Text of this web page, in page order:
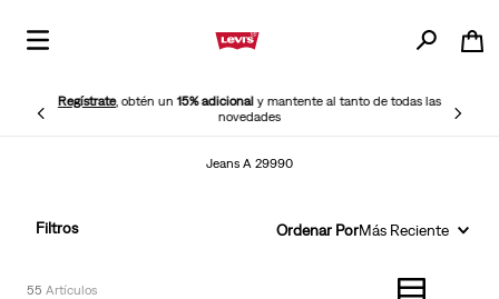
Regístrate, obtén un15% adicionaly mantente al tanto de todas las
novedades
Jeans A 29990
Filtros Ordenar PorMás Reciente
55